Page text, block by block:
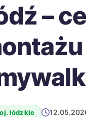
–
łódzkie